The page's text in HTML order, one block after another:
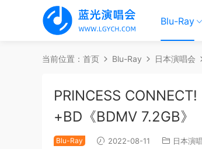
Blu-Ray
当前位置： 首页 Blu-Ray 日本演唱会
PRINCESS
+BD《BDMV 7.2GB》
Blu-Ray 2022-08-11 日本演